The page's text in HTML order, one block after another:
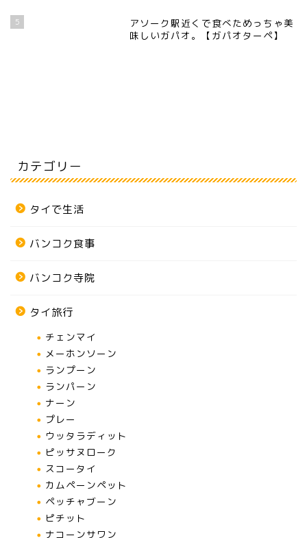
5
アソーク駅近くで食べためっちゃ美
味しいガパオ。【ガパオターペ】
カテゴリー
タイで生活
バンコク食事
バンコク寺院
タイ旅行
チェンマイ
メーホンソーン
ランプーン
ランパーン
ナーン
プレー
ウッタラディット
ピッサヌローク
スコータイ
カムペーンペット
ペッチャブーン
ピチット
ナコーンサワン